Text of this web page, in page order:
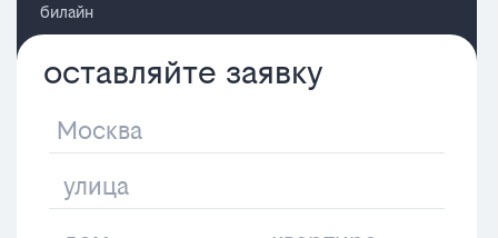
билайн
оставляйте заявку